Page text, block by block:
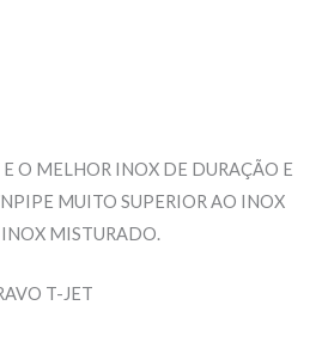
O MELHOR INOX DE DURAÇÃO E
MUITO SUPERIOR AO INOX
MISTURADO.
T-JET